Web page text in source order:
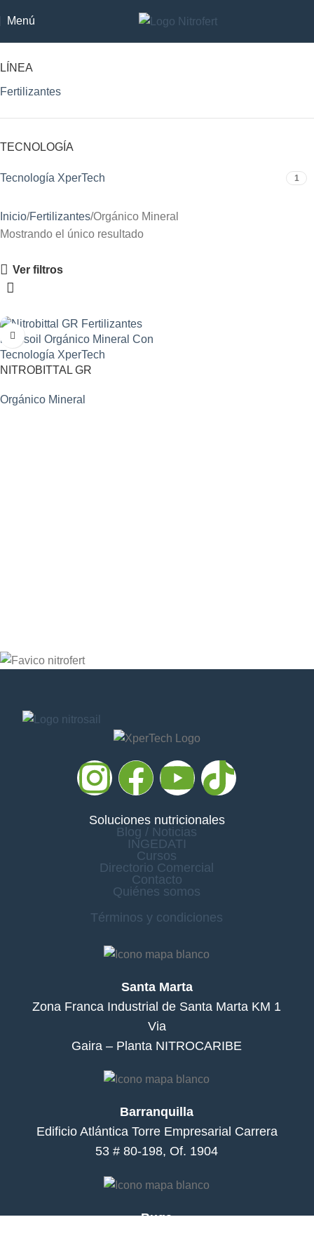
Menú
LÍNEA
Fertilizantes
TECNOLOGÍA
Tecnología XperTech 1
Inicio Fertilizantes Orgánico Mineral
Mostrando el único resultado
Ver filtros
NITROBITTAL GR
Orgánico Mineral
Soluciones nutricionales
Blog / Noticias
INGEDATI
Cursos
Directorio Comercial
Contacto
Quiénes somos
Términos y condiciones
Santa Marta
Zona Franca Industrial de Santa Marta KM 1
Via
Gaira – Planta NITROCARIBE
Barranquilla
Edificio Atlántica Torre Empresarial Carrera
53 # 80-198, Of. 1904
Buga